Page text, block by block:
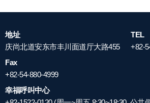
地址
庆尚北道安东市丰川面道厅大路455
TEL
+82-
Fax
+82-54-880-4999
幸福呼叫中心